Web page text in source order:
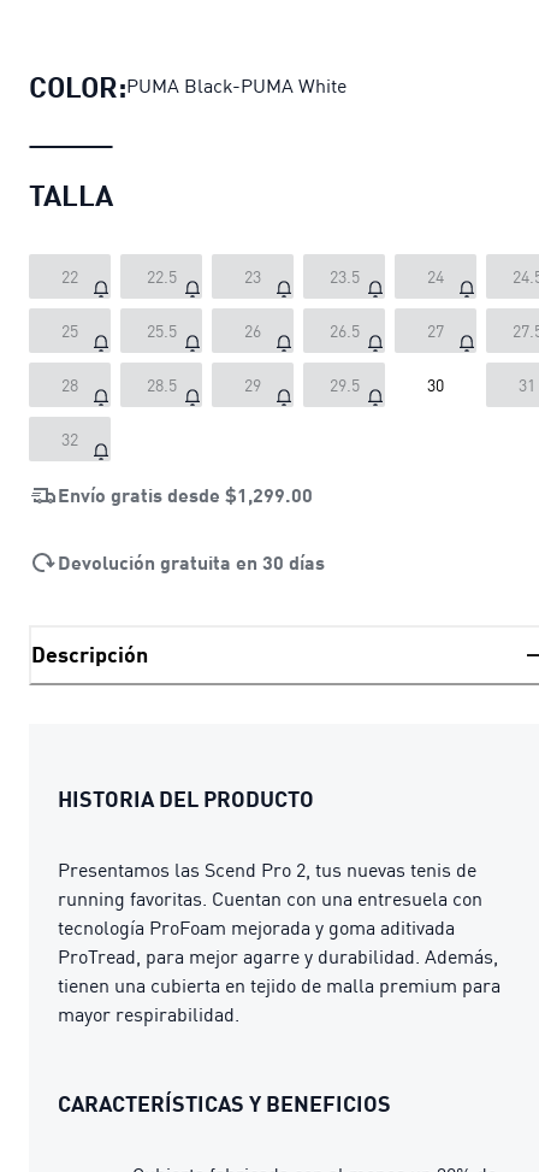
COLOR:PUMA Black-PUMA White
TALLA
22 22.5 23 23.5 24
25 25.5 26 26.5 27
28 28.5 29 29.5 30 31
32
Envío gratis desde $1,299.00
Devolución gratuita en 30 días
Descripción
HISTORIA DEL PRODUCTO
Presentamos las Scend Pro 2, tus nuevas tenis de
running favoritas. Cuentan con una entresuela con
tecnología ProFoam mejorada y goma aditivada
ProTread, para mejor agarre y durabilidad. Además,
tienen una cubierta en tejido de malla premium para
mayor respirabilidad.
CARACTERÍSTICAS Y BENEFICIOS